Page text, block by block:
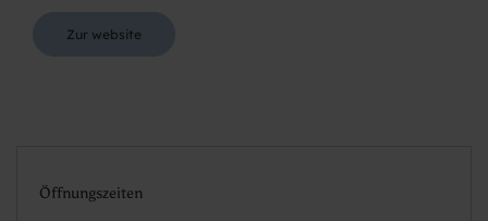
Zur website
Öffnungszeiten